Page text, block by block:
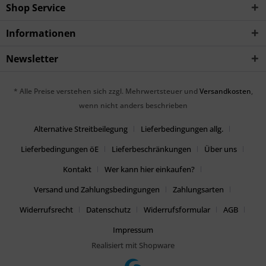
Shop Service
Informationen
Newsletter
* Alle Preise verstehen sich zzgl. Mehrwertsteuer und Versandkosten,
wenn nicht anders beschrieben
Alternative Streitbeilegung
Lieferbedingungen allg.
Lieferbedingungen öE
Lieferbeschränkungen
Über uns
Kontakt
Wer kann hier einkaufen?
Versand und Zahlungsbedingungen
Zahlungsarten
Widerrufsrecht
Datenschutz Widerrufsformular
AGB
Impressum
Realisiert mit Shopware